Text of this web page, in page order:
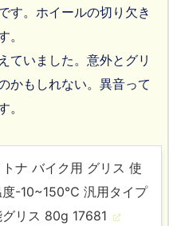
す。ホイールの切り欠き
。
ていました。意外とグリ
かもしれない。異音って
。
トナ バイク用 グリス 使
度-10~150℃ 汎用タイプ
リス 80g 17681